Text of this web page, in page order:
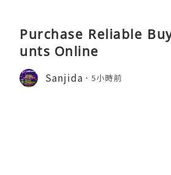
Purchase Reliable
unts Online
Sanjida 5小時前